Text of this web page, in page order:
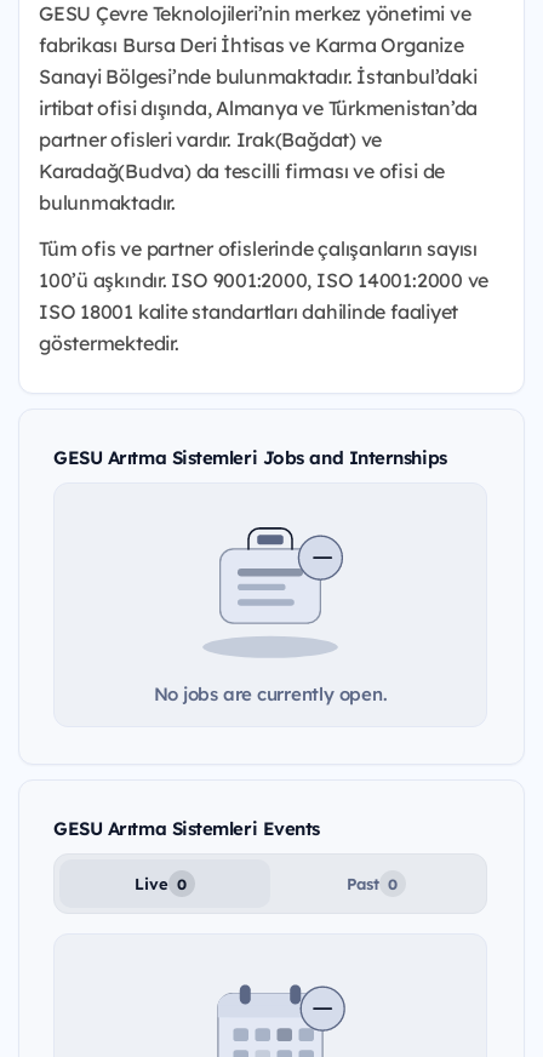
GESU Çevre Teknolojileri’nin merkez yönetimi ve
fabrikası Bursa Deri İhtisas ve Karma Organize
Sanayi Bölgesi’nde bulunmaktadır. İstanbul’daki
irtibat ofisi dışında, Almanya ve Türkmenistan’da
partner ofisleri vardır. Irak(Bağdat) ve
Karadağ(Budva) da tescilli firması ve ofisi de
bulunmaktadır.
Tüm ofis ve partner ofislerinde çalışanların sayısı
100’ü aşkındır. ISO 9001:2000, ISO 14001:2000 ve
ISO 18001 kalite standartları dahilinde faaliyet
göstermektedir.
GESU Arıtma Sistemleri Jobs and Internships
No jobs are currently open.
GESU Arıtma Sistemleri Events
Live 0 Past 0